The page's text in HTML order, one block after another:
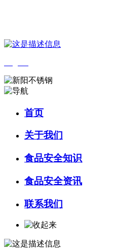
首页
关于我们
食品安全知识
食品安全资讯
联系我们